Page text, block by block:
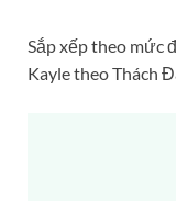
Sắp xếp theo mức
Kayle theo Thách